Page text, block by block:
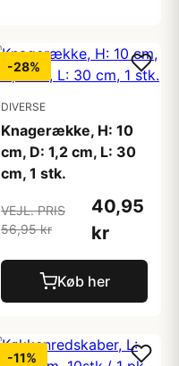
-28%
DIVERSE
Knagerække, H: 10
cm, D: 1,2 cm, L: 30
cm, 1 stk.
VEJL. PRIS
56,95 kr
40,95
kr
Køb her
-11%